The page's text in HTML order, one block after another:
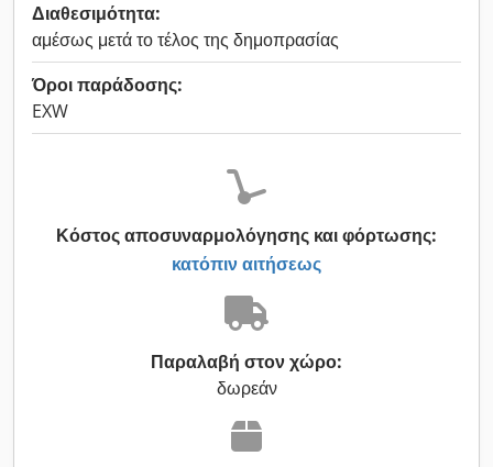
Διαθεσιμότητα:
αμέσως μετά το τέλος της δημοπρασίας
Όροι παράδοσης:
EXW
Κόστος αποσυναρμολόγησης και φόρτωσης:
κατόπιν αιτήσεως
Παραλαβή στον χώρο:
δωρεάν